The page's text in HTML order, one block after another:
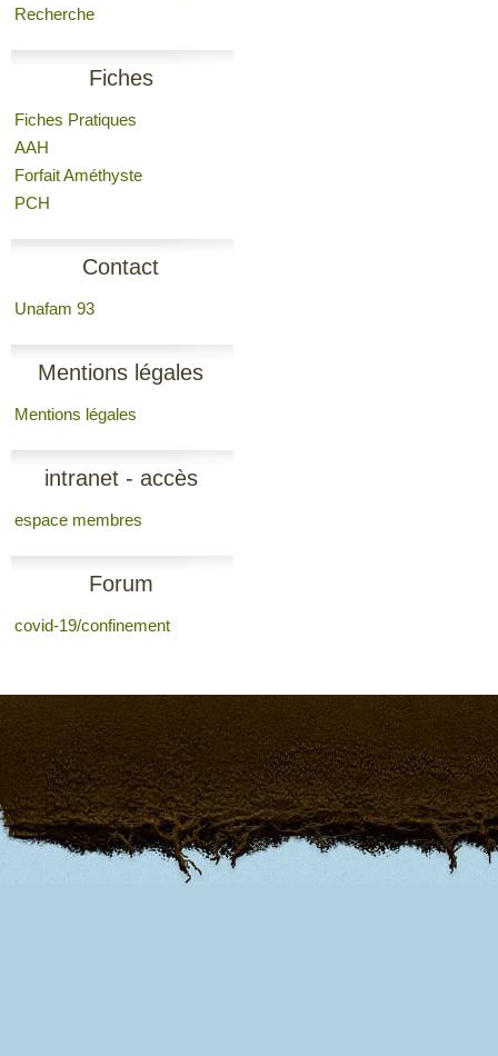
Recherche
Fiches
Fiches Pratiques
AAH
Forfait Améthyste
PCH
Contact
Unafam 93
Mentions légales
Mentions légales
intranet - accès
membres
espace membres
Forum
covid-19/confinement